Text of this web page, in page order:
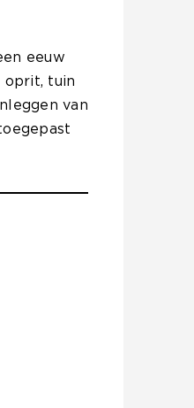
eeuw
oprit, tuin
van